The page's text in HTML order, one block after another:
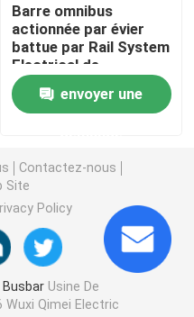
aériennes
de puissance
Barre omnibus
actionnée par évier
battue par Rail System
Electrical de
conducteur de
puissance de sécurité
envoyer une
Contactez-nous
Site
Policy
Usine De
Wuxi Qimei Electric